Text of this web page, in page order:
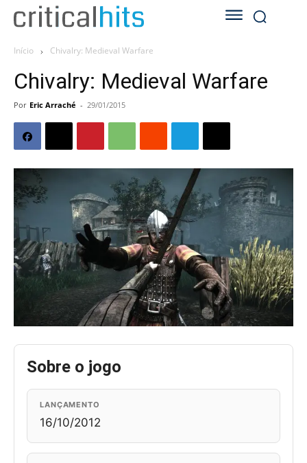
Início Chivalry: Medieval Warfare
Chivalry: Medieval Warfare
Por Eric Arraché - 29/01/2015
Sobre o jogo
LANÇAMENTO
16/10/2012